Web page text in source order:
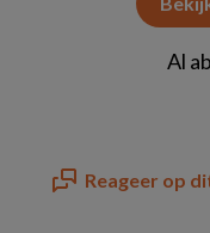
Al
Reageer op